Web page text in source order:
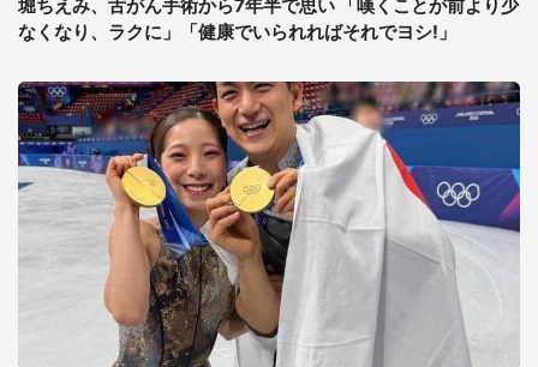
堀ちえみ、舌がん手術から7年半で思い 「嘆くことが前より少
なくなり、ラクに」「健康でいられればそれでヨシ!」